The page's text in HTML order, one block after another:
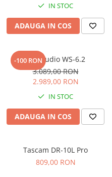
IN STOC
ADAUGA IN COS
-100 RON
Kali Audio WS-6.2
3.089,00 RON
2.989,00 RON
IN STOC
ADAUGA IN COS
Tascam DR-10L Pro
809,00 RON